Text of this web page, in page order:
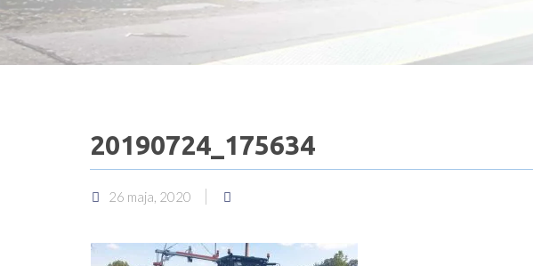
20190724_175634
26 maja, 2020